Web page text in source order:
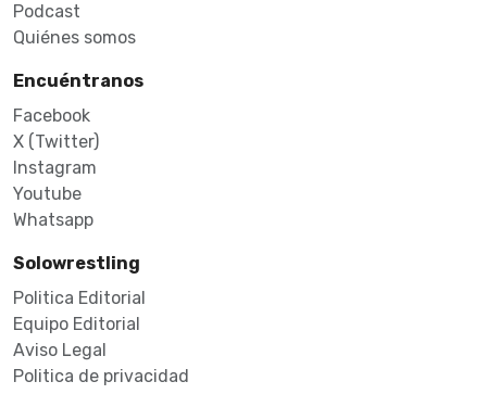
Podcast
Quiénes somos
Encuéntranos
Facebook
X (Twitter)
Instagram
Youtube
Whatsapp
Solowrestling
Politica Editorial
Equipo Editorial
Aviso Legal
Politica de privacidad